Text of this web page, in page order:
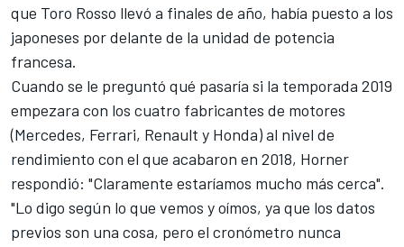
que Toro Rosso llevó a finales de año, había puesto a los
japoneses por delante de la unidad de potencia
francesa.
Cuando se le preguntó qué pasaría si la temporada 2019
empezara con los cuatro fabricantes de motores
(Mercedes, Ferrari, Renault y Honda) al nivel de
rendimiento con el que acabaron en 2018, Horner
respondió: "Claramente estaríamos mucho más cerca".
"Lo digo según lo que vemos y oímos, ya que los datos
previos son una cosa, pero el cronómetro nunca